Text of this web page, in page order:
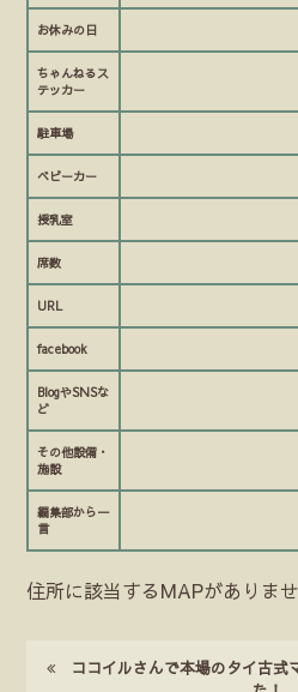
お休みの日
ちゃんねるス
テッカー
駐車場
ベビーカー
授乳室
席数
URL
facebook
BlogやSNSな
ど
その他設備・
施設
編集部から一
言
住所に該当するMAPがありませ
ココイルさんで本場のタイ古式